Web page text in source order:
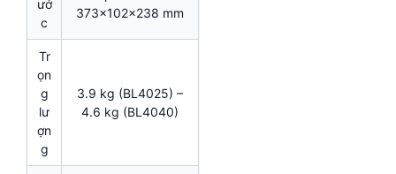
ướ
c
373x102x238 mm
Tr
ọn
g
lư
ợn
g
3.9 kg (BL4025) –
4.6 kg (BL4040)